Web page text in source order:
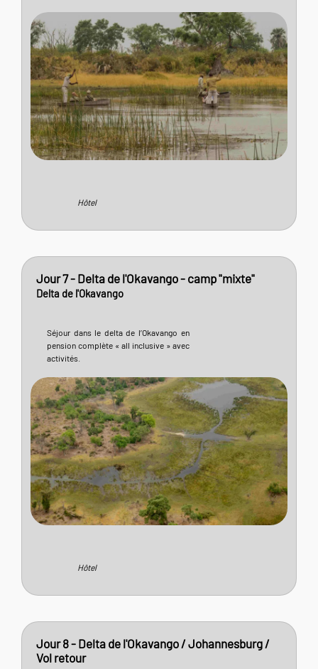
Hôtel
Jour 7 - Delta de l'Okavango - camp "mixte"
Delta de l'Okavango
Séjour dans le delta de l’Okavango en
pension complète « all inclusive » avec
activités.
Hôtel
Jour 8 - Delta de l'Okavango / Johannesburg /
Vol retour